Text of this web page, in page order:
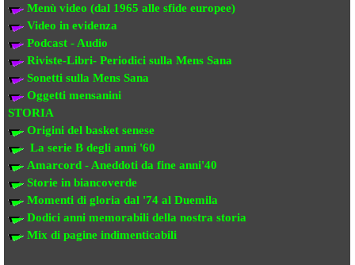
Menù video (dal 1965 alle sfide europee)
Video in evidenza
Podcast - Audio
Riviste-Libri- Periodici sulla Mens Sana
Sonetti sulla Mens Sana
Oggetti mensanini
STORIA
Origini del basket senese
La serie B degli anni '60
Amarcord - Aneddoti da fine anni'40
Storie in biancoverde
Momenti di gloria dal '74 al Duemila
Dodici anni memorabili della nostra storia
Mix di pagine indimenticabili